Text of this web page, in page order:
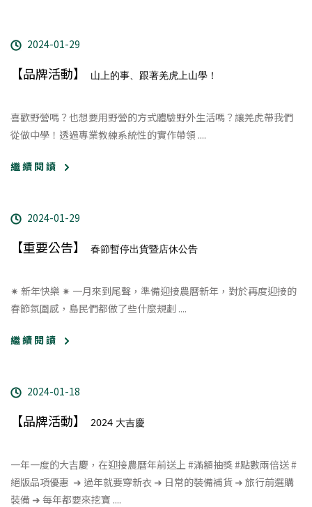
2024-01-29
【品牌活動】 山上的事、跟著羌虎上山學！
喜歡野營嗎？也想要用野營的方式體驗野外生活嗎？讓羌虎帶我們
從做中學！透過專業教練系統性的實作帶領 ....
繼 續 閱 讀
2024-01-29
【重要公告】 春節暫停出貨暨店休公告
✷ 新年快樂 ✷ 一月來到尾聲，準備迎接農曆新年，對於再度迎接的
春節氛圍感，島民們都做了些什麼規劃 ....
繼 續 閱 讀
2024-01-18
【品牌活動】 2024 大吉慶
一年一度的大吉慶，在迎接農曆年前送上 #滿額抽獎 #點數兩倍送 #
絕版品項優惠 ​ ➜ 過年就要穿新衣 ➜ 日常的裝備補貨 ➜ 旅行前選購
裝備 ➜ 每年都要來挖寶 ....